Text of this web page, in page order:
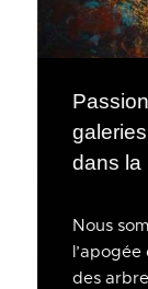
dans la
Nous
des